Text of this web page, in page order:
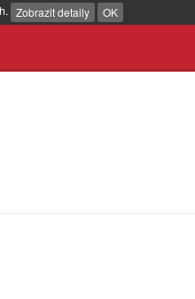
Zobrazit detaily OK